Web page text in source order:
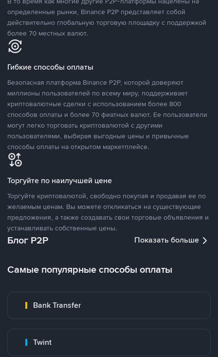
определенные рынки, Binance P2P представляет собой
действительно глобальную торговую площадку с поддержкой
более 70 местных валют.
Гибкие способы оплаты
Безопасная платформа Binance P2P, которой доверяют
миллионы пользователей по всему миру, поддерживает
криптовалютные сделки с использованием более 800
способов оплаты и более 70 фиатных валют. Ее пользователи
могут легко торговать криптовалютой с другими
пользователями, выбирая выгодные цены и привычные
способы оплаты на открытом маркетплейсе.
Торгуйте по наилучшей цене
Торгуйте криптовалютой, свободно покупая и продавая ее по
желаемым ценам. Вы можете откликаться на существующие
предложения, а также создавать свои торговые объявления и
устанавливать собственные цены.
Блог P2P Показать больше
Самые популярные способы оплаты
Bank Transfer
Twint